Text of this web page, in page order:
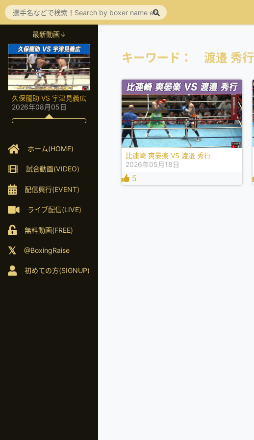
最新動画↓
久保龍助 VS 宇津見義広
2026年08月05日
ホーム(HOME)
試合動画(VIDEO)
配信興行(EVENT)
ライブ配信(LIVE)
無料動画(FREE)
@BoxingRaise
初めての方(SIGNUP)
キーワード： 渡邉 秀行
比連崎 爽晏楽 VS 渡邉 秀行
2026年05月18日
5